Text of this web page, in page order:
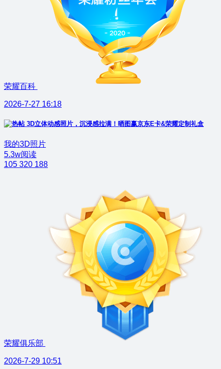
荣耀百科
2026-7-27 16:18
3D立体动感照片，沉浸感拉满！晒图赢京东E卡&荣耀定制礼盒
我的3D照片
5.3w阅读
105 320 188
荣耀俱乐部
2026-7-29 10:51